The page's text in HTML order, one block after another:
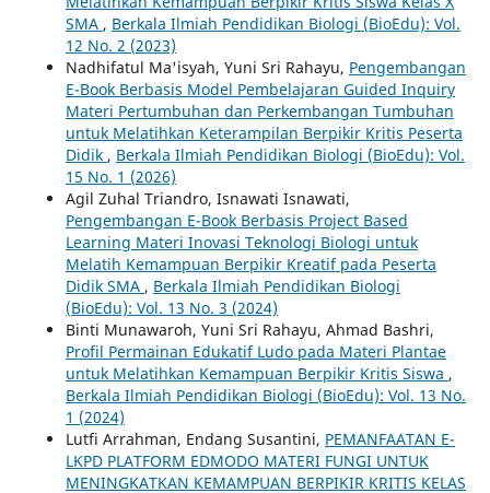
SMA , Berkala Ilmiah Pendidikan Biologi (BioEdu): Vol.
12 No. 2 (2023)
Nadhifatul Ma'isyah, Yuni Sri Rahayu, Pengembangan
E-Book Berbasis Model Pembelajaran Guided Inquiry
Materi Pertumbuhan dan Perkembangan Tumbuhan
untuk Melatihkan Keterampilan Berpikir Kritis Peserta
Didik , Berkala Ilmiah Pendidikan Biologi (BioEdu): Vol.
15 No. 1 (2026)
Agil Zuhal Triandro, Isnawati Isnawati,
Pengembangan E-Book Berbasis Project Based
Learning Materi Inovasi Teknologi Biologi untuk
Melatih Kemampuan Berpikir Kreatif pada Peserta
Didik SMA , Berkala Ilmiah Pendidikan Biologi
(BioEdu): Vol. 13 No. 3 (2024)
Binti Munawaroh, Yuni Sri Rahayu, Ahmad Bashri,
Profil Permainan Edukatif Ludo pada Materi Plantae
untuk Melatihkan Kemampuan Berpikir Kritis Siswa ,
Berkala Ilmiah Pendidikan Biologi (BioEdu): Vol. 13 No.
1 (2024)
Lutfi Arrahman, Endang Susantini, PEMANFAATAN E-
LKPD PLATFORM EDMODO MATERI FUNGI UNTUK
MENINGKATKAN KEMAMPUAN BERPIKIR KRITIS KELAS